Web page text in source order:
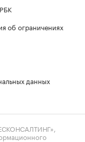
об ограничениях
данных